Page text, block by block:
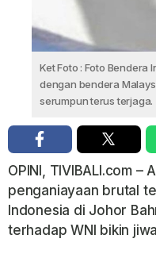
Ket Foto : Foto Bendera
dengan bendera
serumpun terus terjaga.
OPINI, TIVIBALI.com –
penganiayaan brutal
Indonesia di Johor
terhadap WNI bikin